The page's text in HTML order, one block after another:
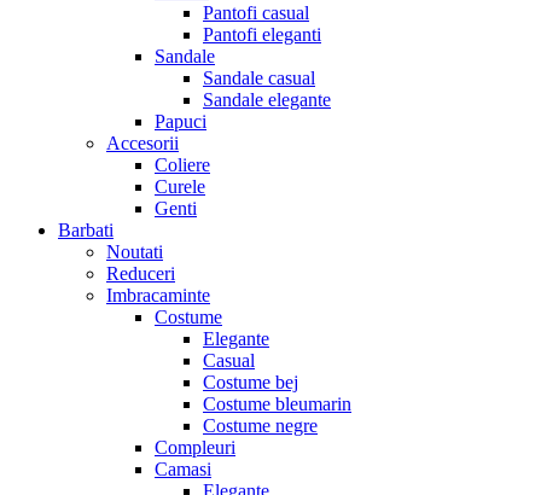
Pantofi casual
Pantofi eleganti
Sandale
Sandale casual
Sandale elegante
Papuci
Accesorii
Coliere
Curele
Genti
Barbati
Noutati
Reduceri
Imbracaminte
Costume
Elegante
Casual
Costume bej
Costume bleumarin
Costume negre
Compleuri
Camasi
Elegante